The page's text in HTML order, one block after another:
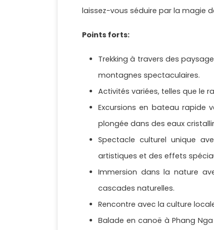
laissez-vous séduire par la magie
Points forts:
Trekking à travers des
montagnes spectaculaires.
Activités variées, telles que le
Excursions en bateau rapide
plongée dans des eaux
Spectacle culturel unique
artistiques et des effets
Immersion dans la nature
cascades naturelles.
Rencontre avec la culture
Balade en canoë à Phang